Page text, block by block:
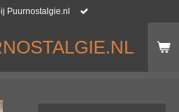
Puurnostalgie.nl